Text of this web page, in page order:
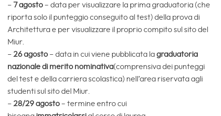
– 7 agosto – data per visualizzare la prima graduatoria (che
riporta solo il punteggio conseguito al test) della prova di
Architettura e per visualizzare il proprio compito sul sito del
Miur.
– 26 agosto – data in cui viene pubblicata lagraduatoria
nazionale di merito nominativa(comprensiva dei punteggi
del test e della carriera scolastica) nell’area riservata agli
studenti sul sito del Miur.
– 28/29 agosto – termine entro cui